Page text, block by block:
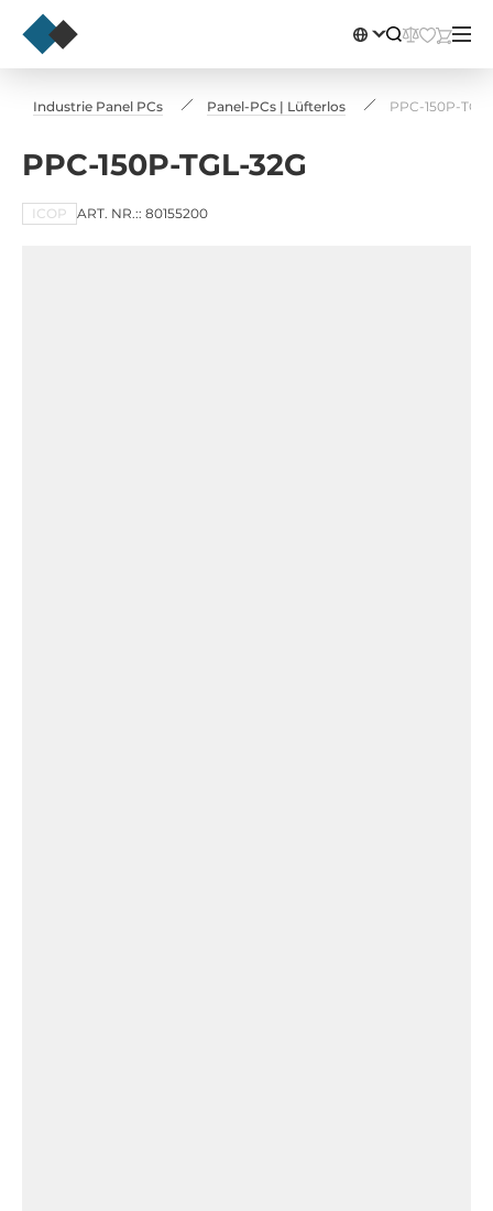
Industrie Panel PCs Panel-PCs | Lüfterlos PPC-150P-
PPC-150P-TGL-32G
ICOP ART. NR.:: 80155200